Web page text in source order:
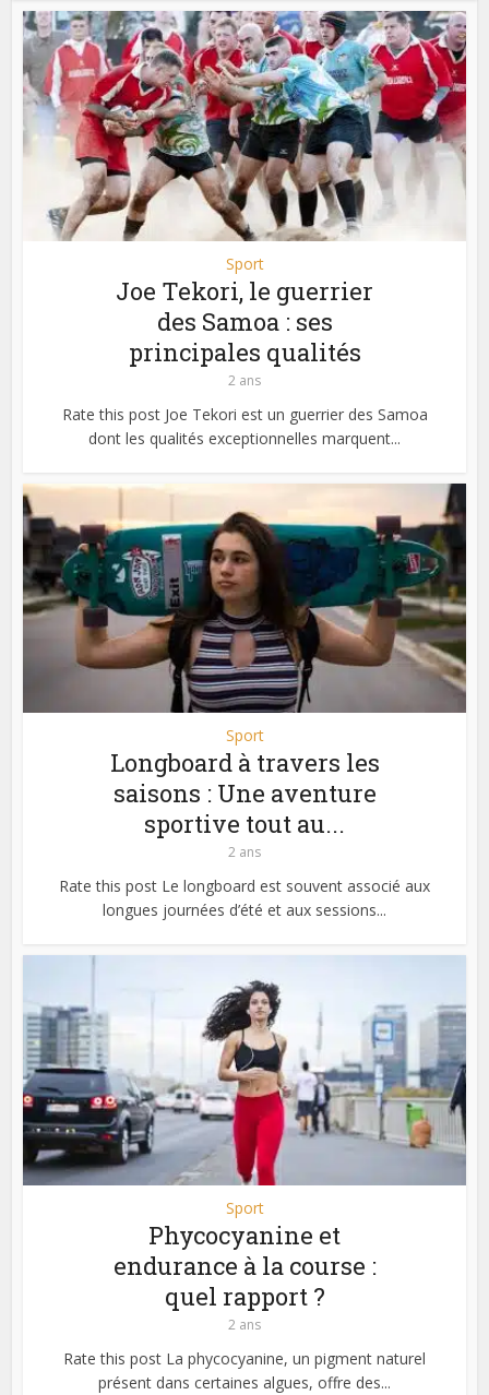
Sport
Joe Tekori, le guerrier
des Samoa : ses
principales qualités
2 ans
Rate this post Joe Tekori est un guerrier des Samoa
dont les qualités exceptionnelles marquent...
Sport
Longboard à travers les
saisons : Une aventure
sportive tout au...
2 ans
Rate this post Le longboard est souvent associé aux
longues journées d’été et aux sessions...
Sport
Phycocyanine et
endurance à la course :
quel rapport ?
2 ans
Rate this post La phycocyanine, un pigment naturel
présent dans certaines algues, offre des...